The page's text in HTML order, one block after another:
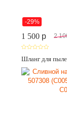
-29%
1 500 p 2
Шланг для